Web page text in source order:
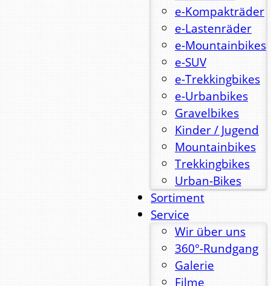
e-Kompakträder
e-Lastenräder
e-Mountainbikes
e-SUV
e-Trekkingbikes
e-Urbanbikes
Gravelbikes
Kinder / Jugend
Mountainbikes
Trekkingbikes
Urban-Bikes
Sortiment
Service
Wir über uns
360°-Rundgang
Galerie
Filme